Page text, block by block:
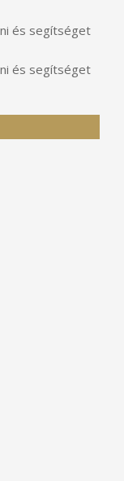
és segítséget
és segítséget